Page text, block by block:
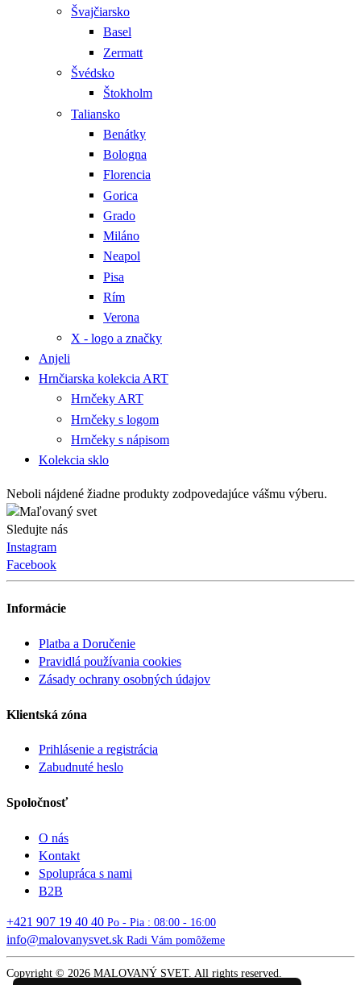
Švajčiarsko
Basel
Zermatt
Švédsko
Štokholm
Taliansko
Benátky
Bologna
Florencia
Gorica
Grado
Miláno
Neapol
Pisa
Rím
Verona
X - logo a značky
Anjeli
Hrnčiarska kolekcia ART
Hrnčeky ART
Hrnčeky s logom
Hrnčeky s nápisom
Kolekcia sklo
Neboli nájdené žiadne produkty zodpovedajúce vášmu výberu.
Sledujte nás
Instagram
Facebook
Informácie
Platba a Doručenie
Pravidlá používania cookies
Zásady ochrany osobných údajov
Klientská zóna
Prihlásenie a registrácia
Zabudnuté heslo
Spoločnosť
O nás
Kontakt
Spolupráca s nami
B2B
+421 907 19 40 40 Po - Pia : 08:00 - 16:00
info@malovanysvet.sk Radi Vám pomôžeme
Copyright © 2026 MALOVANÝ SVET. All rights reserved.